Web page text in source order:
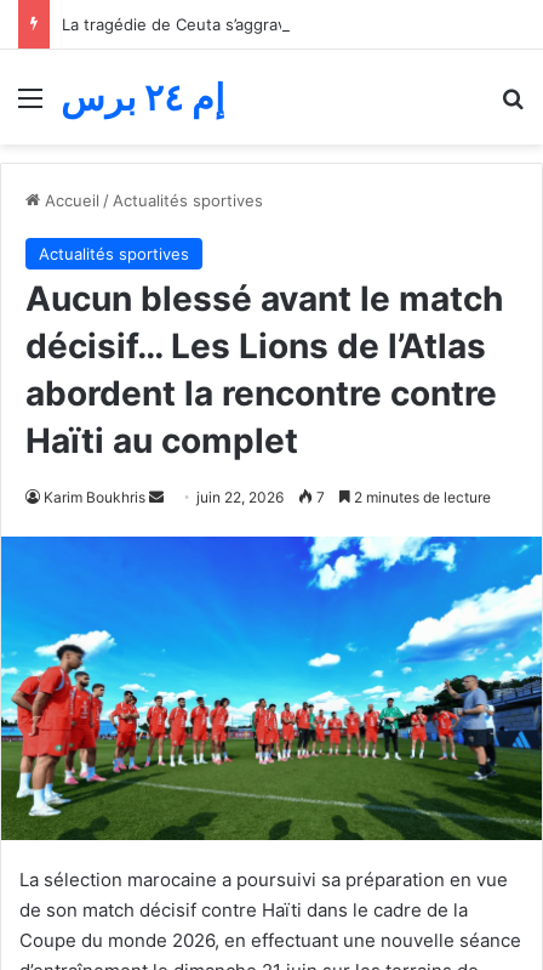
Menu إم ٢٤ برس
Accueil / Actualités sportives
Actualités sportives
Aucun blessé avant le match
décisif… Les Lions de l’Atlas
abordent la rencontre contre
Haïti au complet
Karim Boukhris
Envoyerjuin 22, 2026 7 2 minutes de lecture
La sélection marocaine a poursuivi sa préparation en vue
de son match décisif contre Haïti dans le cadre de la
Coupe du monde 2026, en effectuant une nouvelle séance